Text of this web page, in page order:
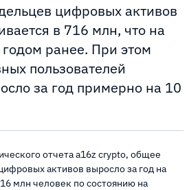
цифровых активов
в 716 млн, что на
ранее. При этом
пользователей
за год примерно на 10
отчета a16z crypto, общее
активов выросло за год на
млн человек по состоянию на